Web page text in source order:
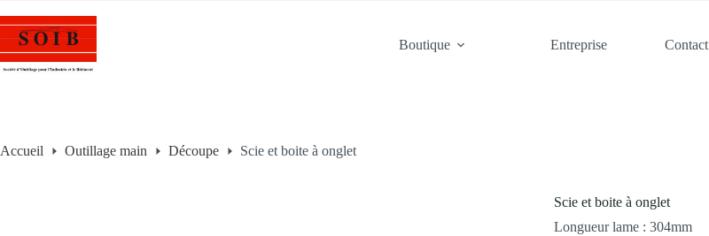
Boutique Entreprise Contact
Accueil Outillage main Découpe Scie et boite à onglet
Scie et boite à onglet
Longueur lame : 304mm